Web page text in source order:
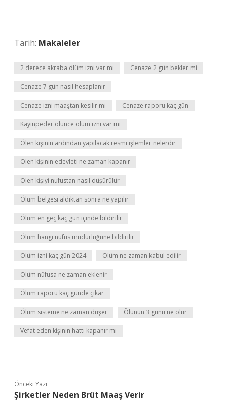
Tarih: Makaleler
2 derece akraba ölüm izni var mı Cenaze 2 gün bekler mi
Cenaze 7 gün nasıl hesaplanır
Cenaze izni maaştan kesilir mi Cenaze raporu kaç gün
Kayınpeder ölünce ölüm izni var mı
Ölen kişinin ardından yapılacak resmi işlemler nelerdir
Ölen kişinin edevleti ne zaman kapanır
Ölen kişiyi nufustan nasıl düşürülür
Ölüm belgesi aldıktan sonra ne yapılır
Ölüm en geç kaç gün içinde bildirilir
Ölüm hangi nüfus müdürlüğüne bildirilir
Ölüm izni kaç gün 2024 Ölüm ne zaman kabul edilir
Ölüm nüfusa ne zaman eklenir
Ölüm raporu kaç günde çıkar
Ölüm sisteme ne zaman düşer Ölünün 3 günü ne olur
Vefat eden kişinin hattı kapanır mı
Önceki Yazı
Şirketler Neden Brüt Maaş Verir